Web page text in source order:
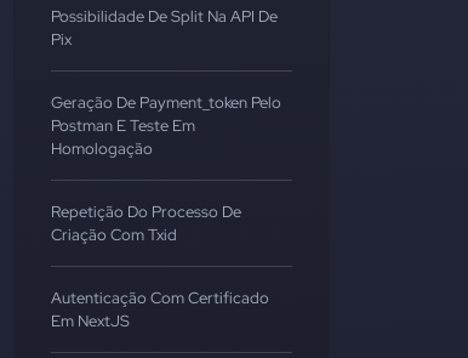
Possibilidade De Split Na API De
Pix
Geração De Payment_token Pelo
Postman E Teste Em
Homologação
Repetição Do Processo De
Criação Com Txid
Autenticação Com Certificado
Em NextJS